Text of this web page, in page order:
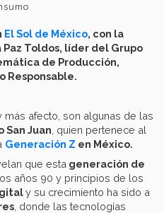
El Sol de México, con la
Toldos, líder del Grupo
de Producción,
Responsable.
más afecto, son algunas de las
San Juan , quien pertenece al
Generación Z en México.
que esta generación de
años 90 y principios de los
y su crecimiento ha sido a
, donde las tecnologías